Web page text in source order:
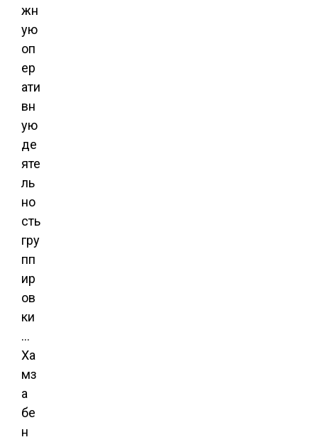
жн
ую
оп
ер
ати
вн
ую
де
яте
ль
но
сть
гру
пп
ир
ов
ки
…
Ха
мз
а
бе
н